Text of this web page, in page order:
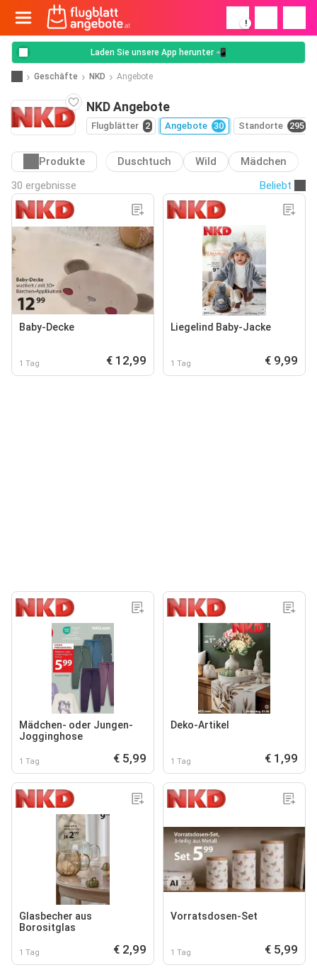
!
Laden Sie unsere App herunter 📲
Geschäfte NKD Angebote
NKD Angebote
Flugblätter 2 Angebote 30 Standorte 295
Produkte Duschtuch Wild
Mädchen
30 ergebnisse
Beliebt
Baby-Decke
1 Tag € 12,99
Liegelind Baby-Jacke
1 Tag € 9,99
Mädchen- oder Jungen-
Jogginghose
1 Tag € 5,99
Deko-Artikel
1 Tag € 1,99
Glasbecher aus
Borositglas
1 Tag € 2,99
Vorratsdosen-Set
1 Tag € 5,99